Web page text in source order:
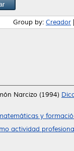
Group by: Creador
Narcizo (1994)
y
actividad